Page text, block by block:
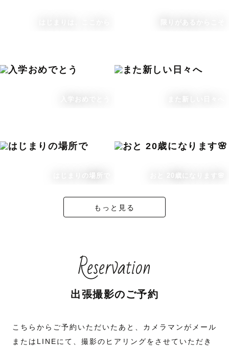
はじまりの場所で
もっと見る
Reservation
出張撮影のご予約
こちらからご予約いただいたあと、カメラマンがメール
またはLINEにて、撮影のヒアリングをさせていただき